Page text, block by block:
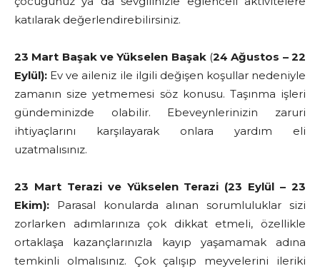
katılarak değerlendirebilirsiniz.
23 Mart Başak ve Yükselen Başak (24 Ağustos – 22
Eylül): Ev ve aileniz ile ilgili değişen koşullar nedeniyle
zamanın size yetmemesi söz konusu. Taşınma işleri
gündeminizde olabilir. Ebeveynlerinizin zaruri
ihtiyaçlarını karşılayarak onlara yardım eli
uzatmalısınız.
23 Mart Terazi ve Yükselen Terazi (23 Eylül – 23
Ekim): Parasal konularda alınan sorumluluklar sizi
zorlarken adımlarınıza çok dikkat etmeli, özellikle
ortaklaşa kazançlarınızla kayıp yaşamamak adına
temkinli olmalısınız. Çok çalışıp meyvelerini ileriki